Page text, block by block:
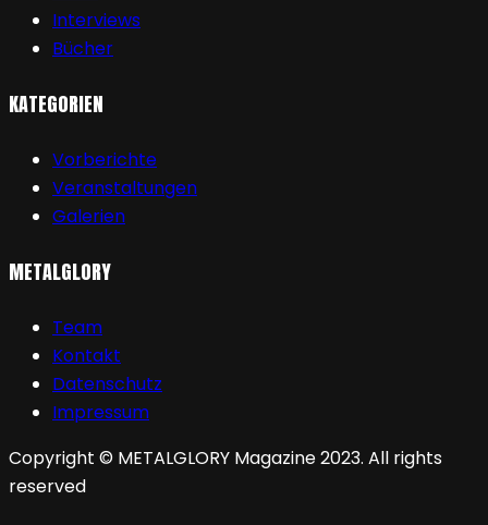
Interviews
Bücher
KATEGORIEN
Vorberichte
Veranstaltungen
Galerien
METALGLORY
Team
Kontakt
Datenschutz
Impressum
Copyright © METALGLORY Magazine 2023. All rights
reserved